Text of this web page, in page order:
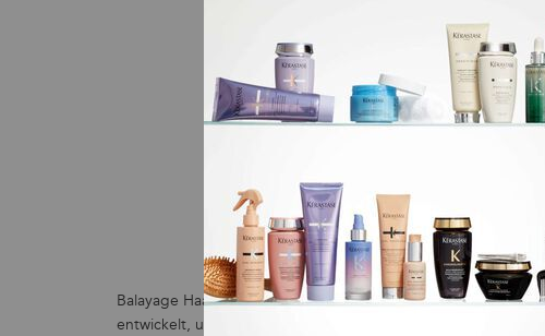
Balayage Haar ist geschwächtes Haar. Daher sollten Sie es
entwickelt, um das Haar vor heißen Styling-Geräten zu